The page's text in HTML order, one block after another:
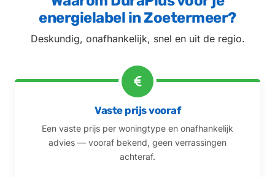
energielabel in Zoetermeer?
Deskundig, onafhankelijk, snel en uit de regio.
Vaste prijs vooraf
Een vaste prijs per woningtype en onafhankelijk
advies — vooraf bekend, geen verrassingen
achteraf.